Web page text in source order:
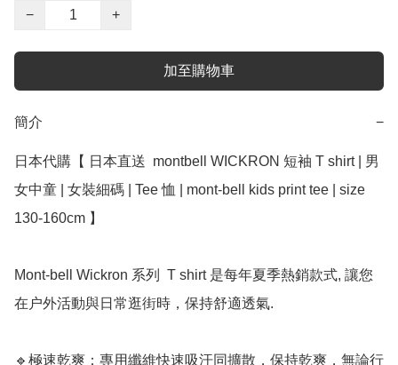
−
+
加至購物車
簡介 −
日本代購【 日本直送  montbell WICKRON 短袖 T shirt | 男
女中童 | 女裝細碼 | Tee 恤 | mont-bell kids print tee | size
130-160cm 】
Mont-bell Wickron 系列  T shirt 是每年夏季熱銷款式, 讓您
在户外活動與日常逛街時，保持舒適透氣.
🔹極速乾爽：專用纖維快速吸汗同擴散，保持乾爽，無論行